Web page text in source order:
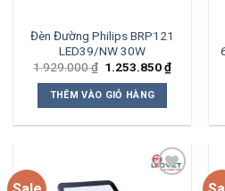
Đèn Đường Philips BRP121
LED39/NW 30W
1.929.000₫ Giá
là:
1.929.000 ₫.
1.253.850₫Giá
THÊM VÀO GIỎ HÀNG